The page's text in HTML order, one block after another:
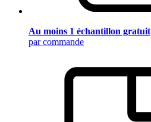
Au moins 1 échantillon gratuit
par commande